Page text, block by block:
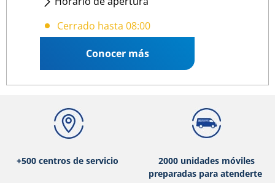
Lunes- Jueves:08:00 17:00
Viernes:08:00 14:00
Cerrado hasta 08:00
Conocer más
+500 centros de servicio
2000 unidades móviles
preparadas para atenderte